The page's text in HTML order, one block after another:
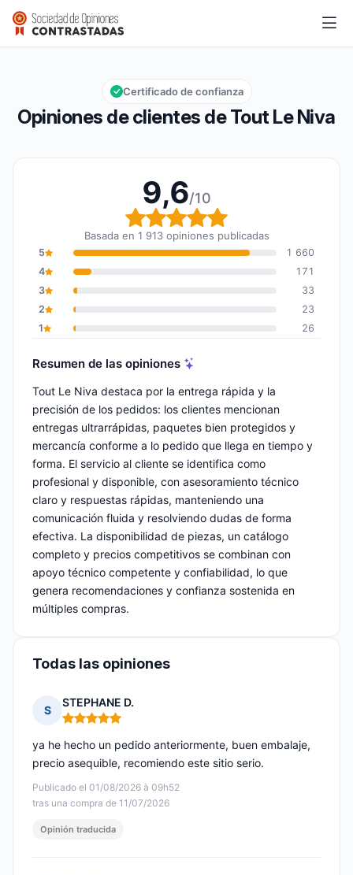
Tout Le Niva
Calificación global: 9,6 de 10
9,6/10
Opiniones de clientes de Tout Le Niva
Certificado de confianza
9,6/10
Calificación global: 9,6
Basada en 1 913 opiniones publicadas
5
1 660
4
171
3
33
2
23
1
26
Resumen de las opiniones
Tout Le Niva destaca por la entrega rápida y la
precisión de los pedidos: los clientes mencionan
entregas ultrarrápidas, paquetes bien protegidos y
mercancía conforme a lo pedido que llega en tiempo y
forma. El servicio al cliente se identifica como
profesional y disponible, con asesoramiento técnico
claro y respuestas rápidas, manteniendo una
comunicación fluida y resolviendo dudas de forma
efectiva. La disponibilidad de piezas, un catálogo
completo y precios competitivos se combinan con
apoyo técnico competente y confiabilidad, lo que
genera recomendaciones y confianza sostenida en
múltiples compras.
Todas las opiniones
S
STEPHANE D.
Nota: 5 de 5
Publicado el 01/08/2026 à 09h52
tras una compra de 11/07/2026
ya he hecho un pedido anteriormente, buen embalaje,
precio asequible, recomiendo este sitio serio.
Opinión traducida